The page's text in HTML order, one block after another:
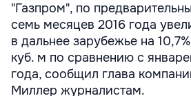
"Газпром", по
семь месяцев 2016 года
в дальнее зарубежье на
куб. м по сравнению с
года, сообщил глава
Миллер журналистам.